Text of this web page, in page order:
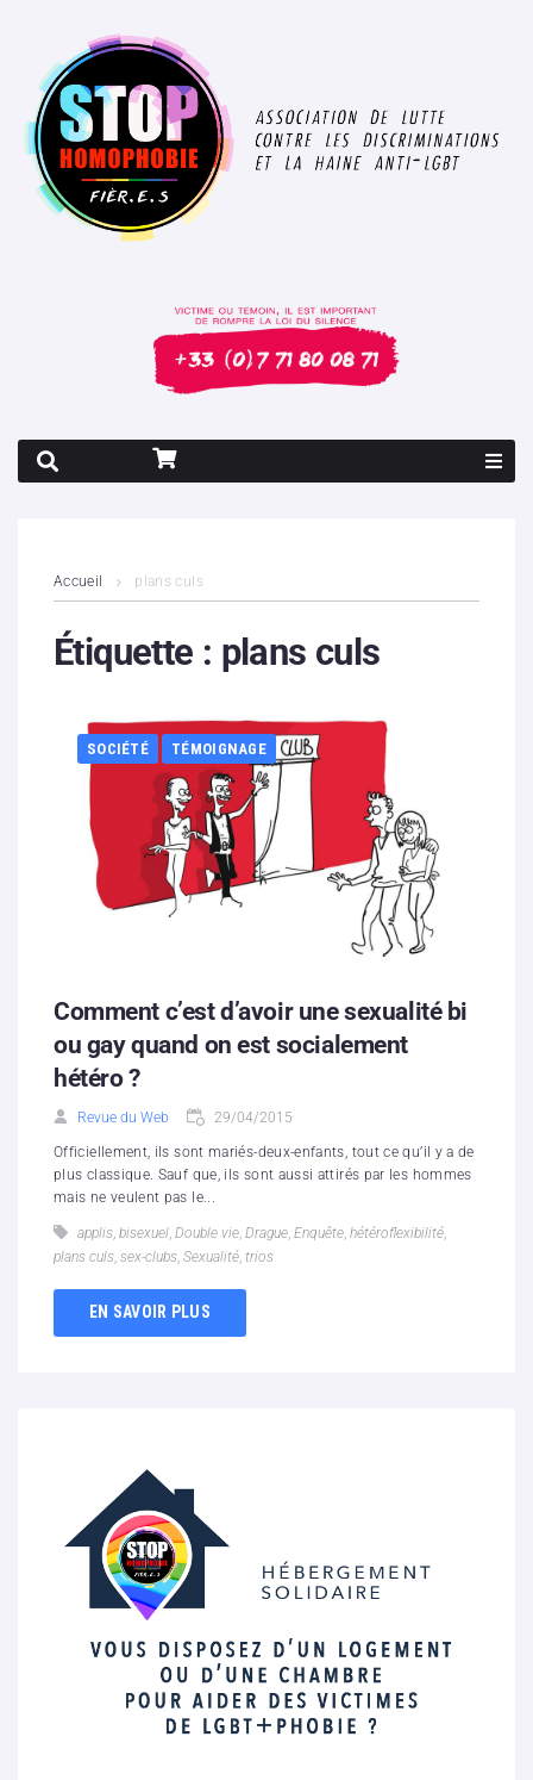
Contenus litigieux
Boutique
Partenaires
Contacts
Accueil plans culs
Étiquette : plans culs
SOCIÉTÉ TÉMOIGNAGE
Comment c’est d’avoir une sexualité bi
ou gay quand on est socialement
hétéro ?
Revue du Web 29/04/2015
Officiellement, ils sont mariés-deux-enfants, tout ce qu’il y a de
plus classique. Sauf que, ils sont aussi attirés par les hommes
mais ne veulent pas le...
applis, bisexuel, Double vie, Drague, Enquête, hétéroflexibilité,
plans culs, sex-clubs, Sexualité, trios
EN SAVOIR PLUS